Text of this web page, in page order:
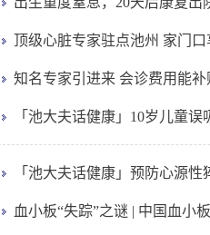
顶级心脏专家驻点池州 家门
知名专家引进来 会诊费用能
「池大夫话健康」10岁儿童
「池大夫话健康」预防心源性
血小板“失踪”之谜 | 中国血小